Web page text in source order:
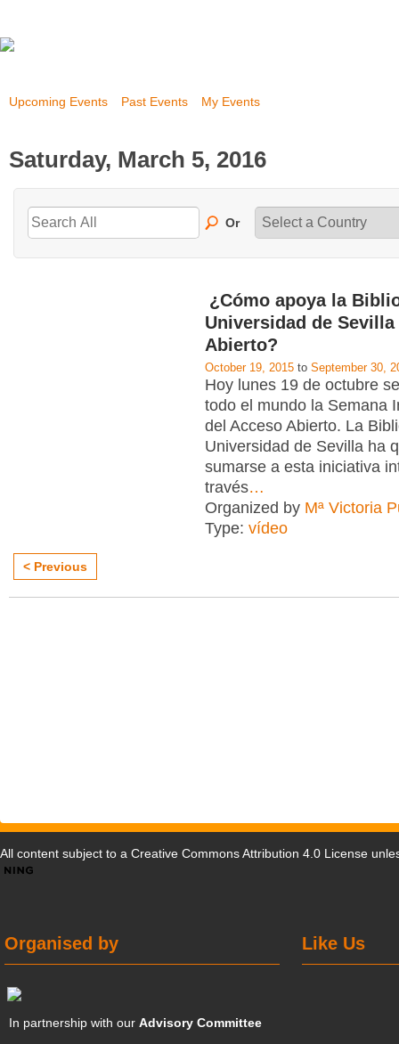
Upcoming Events Past Events My Events
Saturday, March 5, 2016
Or
¿Cómo apoya la
Universidad de
Abierto?
October 19, 2015 to September 30,
Hoy lunes 19 de octubre
todo el mundo la Semana
del Acceso Abierto. La
Universidad de Sevilla ha
sumarse a esta iniciativa
través…
Organized by Mª Victoria
Type: vídeo
< Previous
All content subject to a Creative Commons Attribution 4.0 License
Like Us
Organised by
In partnership with ourAdvisory Committee